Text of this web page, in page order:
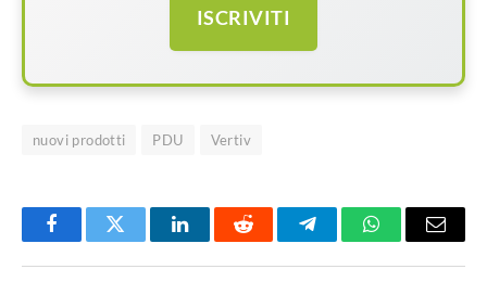
ISCRIVITI
nuovi prodotti PDU Vertiv
FacebookTwitter LinkedInReddit TelegramWhatsAppEmail